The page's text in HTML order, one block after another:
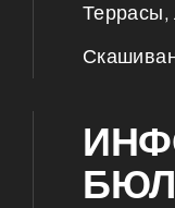
Террасы,